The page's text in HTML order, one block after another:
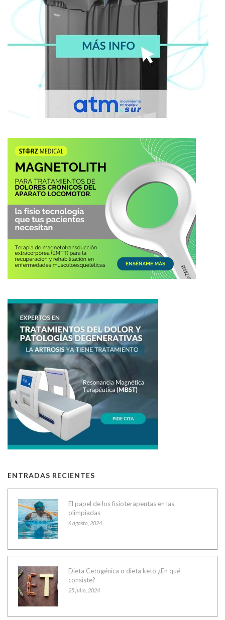
ENTRADAS RECIENTES
El papel de los fisioterapeutas en las
olimpiadas
6 agosto, 2024
Dieta Cetogénica o dieta keto ¿En qué
consiste?
25 julio, 2024